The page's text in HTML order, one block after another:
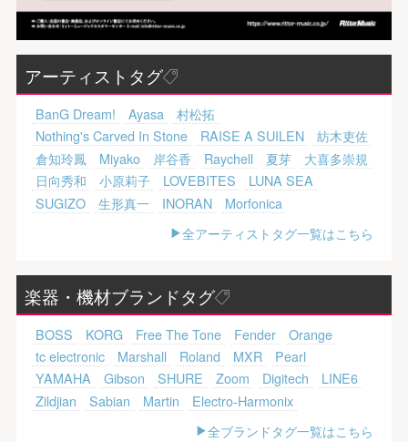
アーティストタグ
BanG Dream! Ayasa
村松拓
Nothing's Carved In Stone
RAISE A SUILEN
紡木吏佐
倉知玲鳳
Miyako 岸谷香 Raychell 夏芽
大喜多崇規
日向秀和
小原莉子 LOVEBITES
LUNA SEA
SUGIZO
生形真一 INORAN
Morfonica
全アーティストタグ一覧はこちら
楽器・機材ブランドタグ
BOSS KORG Free The Tone Fender
Orange
tc electronic
Marshall Roland MXR
Pearl
YAMAHA
Gibson SHURE Zoom Digitech
LINE6
Zildjian
Sabian Martin
Electro-Harmonix
全ブランドタグ一覧はこちら